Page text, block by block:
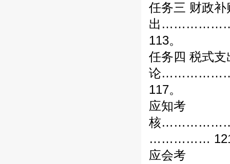
任务三 财政补
出
113。
任务四 税式支
论
117。
应知考
核
……………
应会考